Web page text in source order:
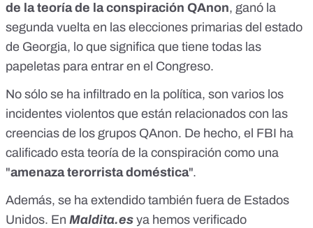
de la teoría de la conspiración QAnon, ganó la
segunda vuelta en las elecciones primarias del estado
de Georgia, lo que significa que tiene todas las
papeletas para entrar en el Congreso.
No sólo se ha infiltrado en la política, son varios los
incidentes violentos que están relacionados con las
creencias de los grupos QAnon. De hecho, el FBI ha
calificado esta teoría de la conspiración como una
"amenaza terorrista doméstica".
Además, se ha extendido también fuera de Estados
Unidos. En Maldita.es ya hemos verificado